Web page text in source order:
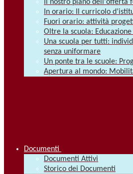
Il nostro piano dell'offerta
In orario: Il curricolo
Fuori orario: attività
Oltre la scuola:
Una scuola per tutti:
senza uniformare
Un ponte tra le scuole:
Apertura al mondo:
Documenti
Documenti Attivi
Storico dei Documenti